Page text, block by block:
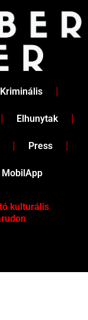
Kriminális
Elhunytak
Press
MobilApp
kulturális